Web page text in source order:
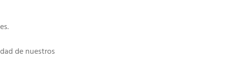
de nuestros